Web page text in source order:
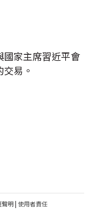
國家主席習近平會
易。
聲明 | 使用者責任